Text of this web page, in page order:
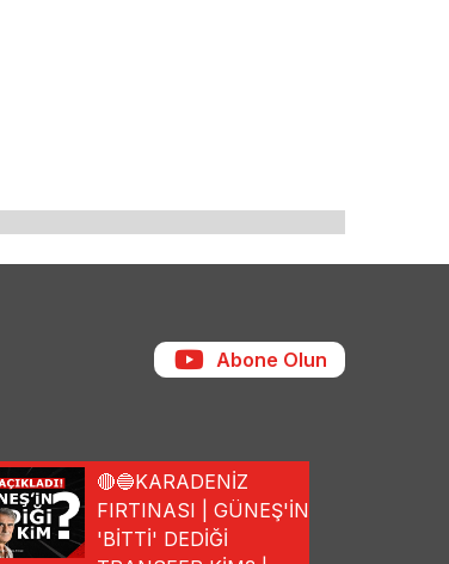
Abone Olun
🔴🔵KARADENİZ
FIRTINASI | GÜNEŞ'İN
'BİTTİ' DEDİĞİ